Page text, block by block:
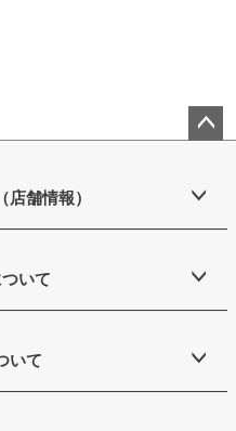
ップ
舗情報）
いて
いて